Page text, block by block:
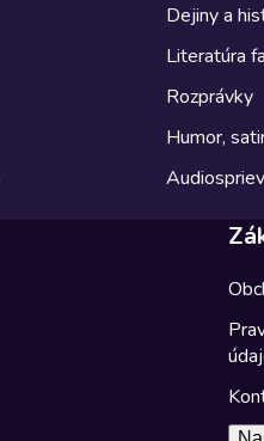
Dejiny a
Literatúra
Rozprávky
Humor,